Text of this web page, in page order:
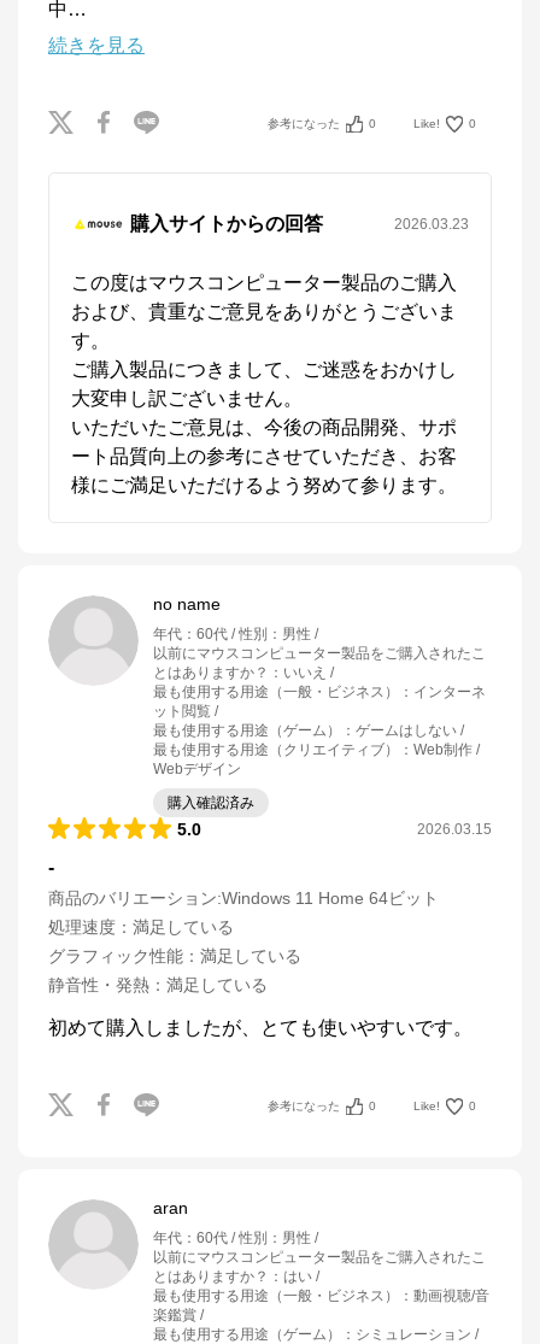
中 …
続きを見る
参考になった 0 Like! 0
購入サイトからの回答 2026.03.23
この度はマウスコンピューター製品のご購入
および、貴重なご意見をありがとうございま
す。
ご購入製品につきまして、ご迷惑をおかけし
大変申し訳ございません。
いただいたご意見は、今後の商品開発、サポ
ート品質向上の参考にさせていただき、お客
様にご満足いただけるよう努めて参ります。
no name
年代 ： 60代 性別 ： 男性
以前にマウスコンピューター製品をご購入されたこ
とはありますか？ ： いいえ
最も使用する用途（一般・ビジネス）
： インターネ
ット閲覧
最も使用する用途（ゲーム）
： ゲームはしない
最も使用する用途（クリエイティブ）
： Web制作 /
Webデザイン
購入確認済み
5.0 2026.03.15
-
商品のバリエーション:Windows 11 Home 64ビット
処理速度 ： 満足している
グラフィック性能 ： 満足している
静音性・発熱 ： 満足している
初めて購入しましたが、とても使いやすいです。
参考になった 0 Like! 0
aran
年代 ： 60代 性別 ： 男性
以前にマウスコンピューター製品をご購入されたこ
とはありますか？ ： はい
最も使用する用途（一般・ビジネス）
： 動画視聴/音
楽鑑賞
最も使用する用途（ゲーム）
： シミュレーション /